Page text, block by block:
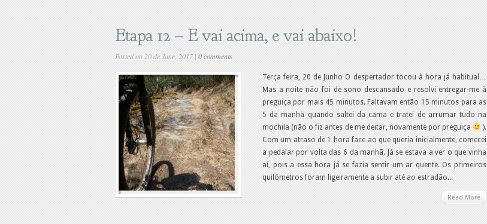
Etapa 12 – E vai acima, e vai abaixo!
Posted on 20 de June, 2017 | 0 comments
Terça feira, 20 de Junho O despertador tocou à hora já habitual…
Mas a noite não foi de sono descansado e resolvi entregar-me à
preguiça por mais 45 minutos. Faltavam então 15 minutos para as
5 da manhã quando saltei da cama e tratei de arrumar tudo na
mochila (não o fiz antes de me deitar, novamente por preguiça
).
Com um atraso de 1 hora face ao que queria inicialmente, comecei
a pedalar por volta das 6 da manhã. Já se estava a ver o que vinha
aí, pois a essa hora já se fazia sentir um ar quente. Os primeiros
quilómetros foram ligeiramente a subir até ao estradão...
Read More